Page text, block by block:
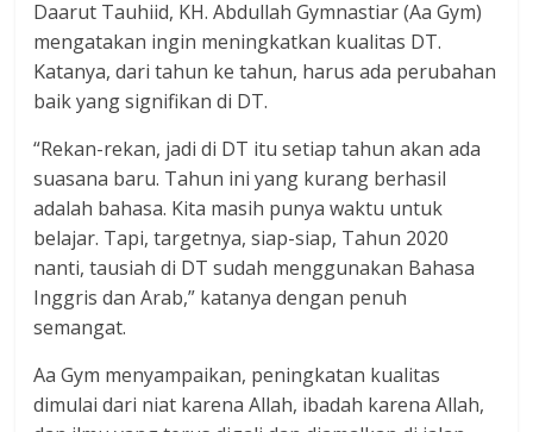
Daarut Tauhiid, KH. Abdullah Gymnastiar (Aa Gym)
mengatakan ingin meningkatkan kualitas DT.
Katanya, dari tahun ke tahun, harus ada perubahan
baik yang signifikan di DT.
“Rekan-rekan, jadi di DT itu setiap tahun akan ada
suasana baru. Tahun ini yang kurang berhasil
adalah bahasa. Kita masih punya waktu untuk
belajar. Tapi, targetnya, siap-siap, Tahun 2020
nanti, tausiah di DT sudah menggunakan Bahasa
Inggris dan Arab,” katanya dengan penuh
semangat.
Aa Gym menyampaikan, peningkatan kualitas
dimulai dari niat karena Allah, ibadah karena Allah,